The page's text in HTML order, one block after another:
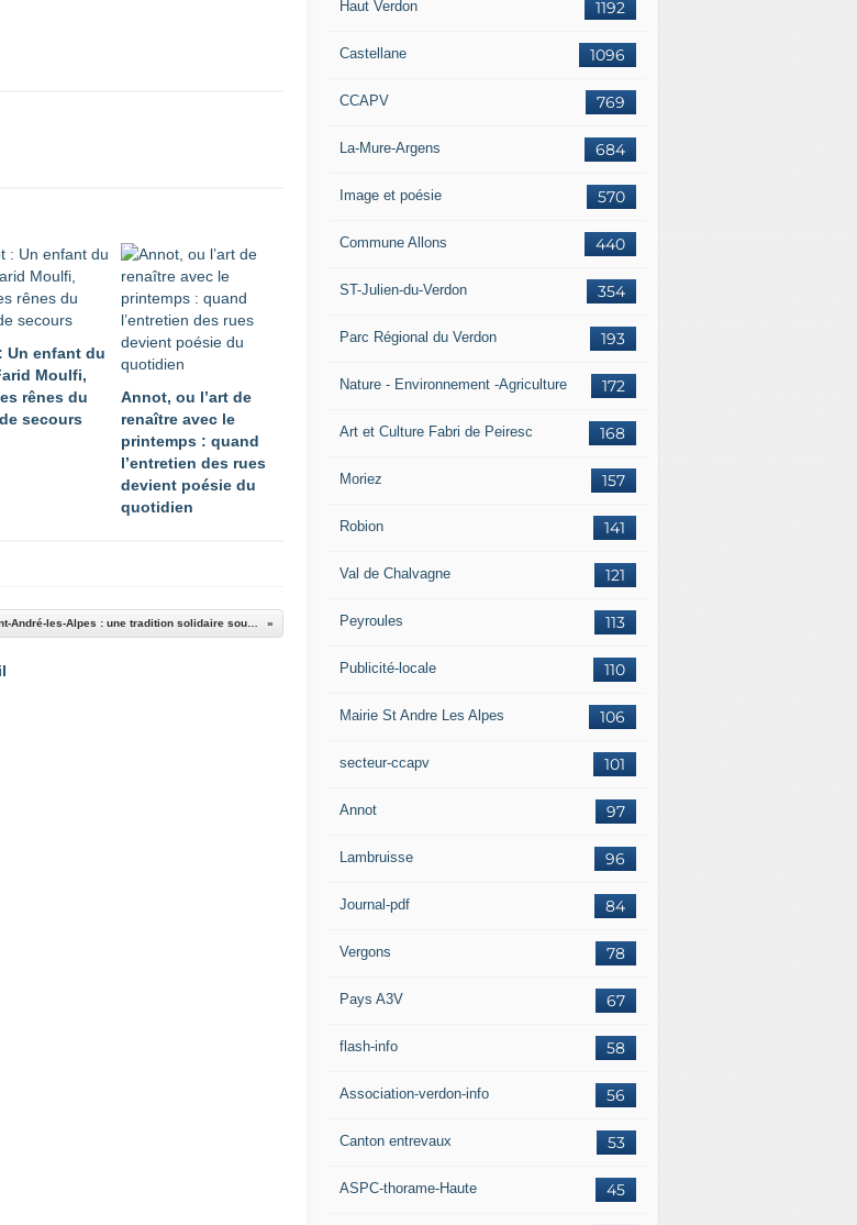
Un enfant du
Moulfi,
rênes du
secours
Annot, ou l’art de
renaître avec le
printemps : quand
l’entretien des rues
devient poésie du
quotidien
La tournée des pompiers de Saint-André-les-Alpes : une tradition solidaire sous les projecteurs
1192
Haut Verdon
1096
Castellane
769
CCAPV
684
La-Mure-Argens
570
Image et poésie
440
Commune Allons
354
ST-Julien-du-Verdon
193
Parc Régional du Verdon
172
Nature - Environnement -Agriculture
168
Art et Culture Fabri de Peiresc
157
Moriez
141
Robion
121
Val de Chalvagne
113
Peyroules
110
Publicité-locale
106
Mairie St Andre Les Alpes
101
secteur-ccapv
97
Annot
96
Lambruisse
84
Journal-pdf
78
Vergons
67
Pays A3V
58
flash-info
56
Association-verdon-info
53
Canton entrevaux
45
ASPC-thorame-Haute